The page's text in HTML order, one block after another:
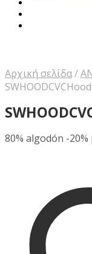
Αρχική σελίδα/
80% algodón -